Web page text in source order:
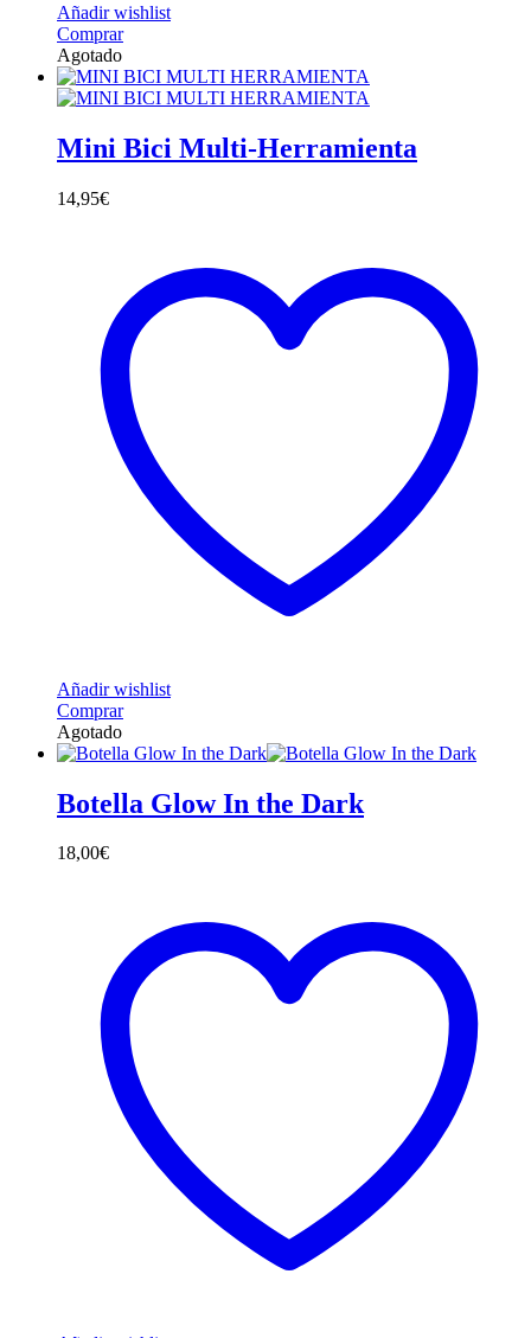
Añadir wishlist
Comprar
Agotado
Mini Bici Multi-Herramienta
14,95€
Añadir wishlist
Comprar
Agotado
Botella Glow In the Dark
18,00€